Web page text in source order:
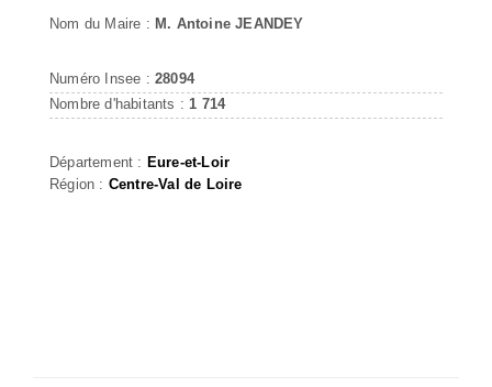
Nom du Maire : M. Antoine JEANDEY
Numéro Insee : 28094
Nombre d'habitants : 1 714
Département : Eure-et-Loir
Région : Centre-Val de Loire